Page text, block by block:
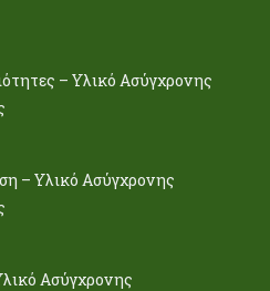
– Υλικό Ασύγχρονης
– Υλικό Ασύγχρονης
Ασύγχρονης